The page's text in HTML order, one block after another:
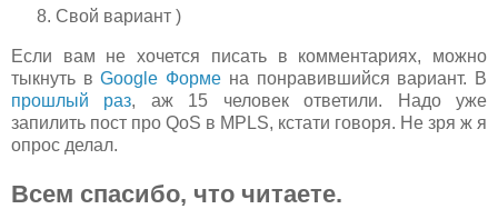
Свой вариант )
Если вам не хочется писать в комментариях, можно
тыкнуть вGoogle Форме на понравившийся вариант. В
прошлый раз, аж 15 человек ответили. Надо уже
запилить пост про QoS в MPLS, кстати говоря. Не зря ж я
опрос делал.
Всем спасибо, что читаете.